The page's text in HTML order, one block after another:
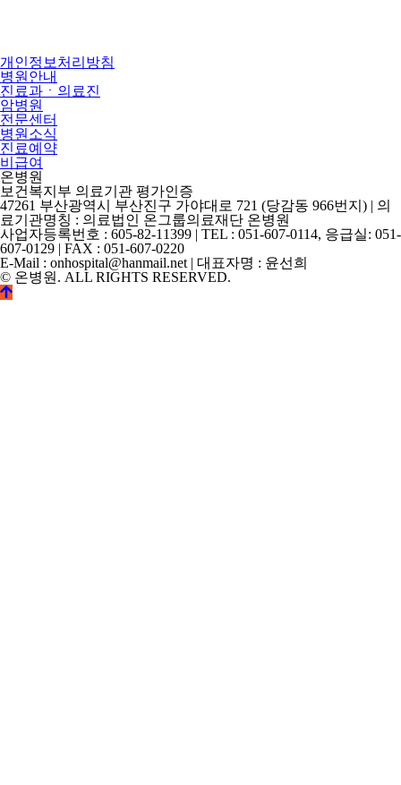
개인정보처리방침
병원안내
진료과ㆍ의료진
암병원
전문센터
병원소식
진료예약
비급여
온병원
보건복지부 의료기관 평가인증
47261 부산광역시 부산진구 가야대로 721 (당감동 966번지) | 의
료기관명칭 : 의료법인 온그룹의료재단 온병원
사업자등록번호 : 605-82-11399 | TEL : 051-607-0114, 응급실: 051-
607-0129 | FAX : 051-607-0220
E-Mail : onhospital@hanmail.net | 대표자명 : 윤선희
© 온병원. ALL RIGHTS RESERVED.
©
k2s0o2d0e0s1i0g1n.